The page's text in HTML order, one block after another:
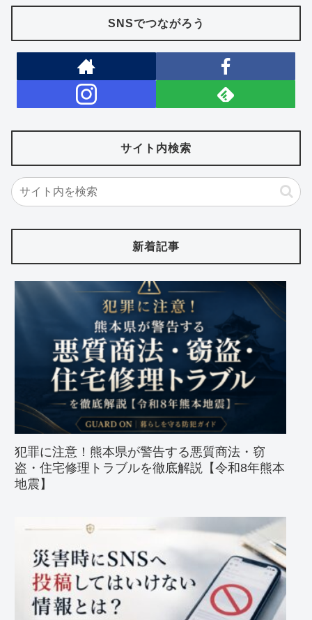
SNSでつながろう
サイト内検索
新着記事
犯罪に注意！熊本県が警告する悪質商法・窃
盗・住宅修理トラブルを徹底解説【令和8年熊本
地震】